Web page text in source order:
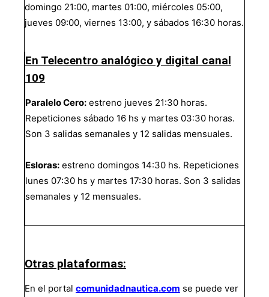
domingo 21:00, martes 01:00, miércoles 05:00,
jueves 09:00, viernes 13:00, y sábados 16:30 horas.
En Telecentro analógico y digital canal
109
Paralelo Cero: estreno jueves 21:30 horas.
Repeticiones sábado 16 hs y martes 03:30 horas.
Son 3 salidas semanales y 12 salidas mensuales.
Esloras: estreno domingos 14:30 hs. Repeticiones
lunes 07:30 hs y martes 17:30 horas. Son 3 salidas
semanales y 12 mensuales.
Otras plataformas:
En el portal comunidadnautica.com se puede ver